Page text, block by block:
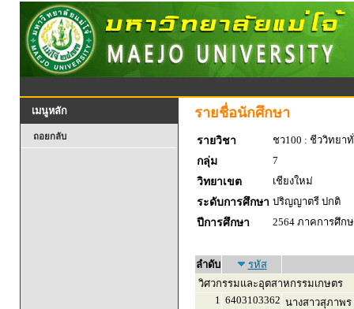
เมนูหลัก
ถอยกลับ
รายชื่อนักศึกษา
รายวิชา
ชว100 : ชีววิทยา
กลุ่ม
7
วิทยาเขต
เชียงใหม่
ระดับการศึกษา ปริญญาตรี ปกติ
ปีการศึกษา
2564 ภาคการศึก
ลำดับ
รหัส
วิศวกรรมและอุตสาหกรรมเกษตร
1 6403103362 นางสาวสุภาพ